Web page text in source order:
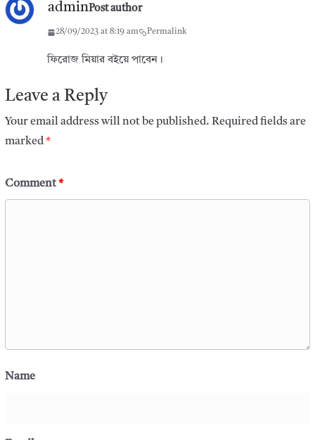
adminPost author
28/09/2023 at 8:19 am Permalink
ফিরোজ মিয়ার বইয়ে পাবেন।
Leave a Reply
Your email address will not be published. Required fields are
marked*
Comment*
Name